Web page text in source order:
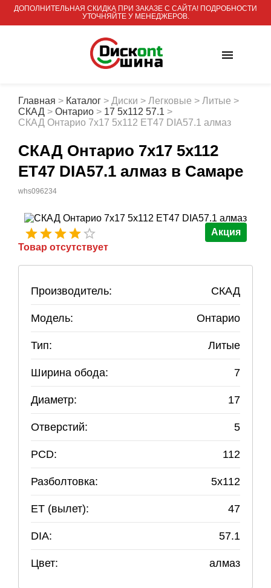
ДОПОЛНИТЕЛЬНАЯ СКИДКА ПРИ ЗАКАЗЕ С САЙТА! ПОДРОБНОСТИ
УТОЧНЯЙТЕ У МЕНЕДЖЕРОВ.
Главная > Каталог > Диски > Легковые > Литые >
СКАД > Онтарио > 17 5x112 57.1 >
СКАД Онтарио 7x17 5x112 ET47 DIA57.1 алмаз
СКАД Онтарио 7x17 5x112
ET47 DIA57.1 алмаз в Самаре
whs096234
Акция
Товар отсутствует
Производитель: СКАД
Модель: Онтарио
Тип: Литые
Ширина обода: 7
Диаметр: 17
Отверстий: 5
PCD: 112
Разболтовка: 5x112
ET (вылет): 47
DIA: 57.1
Цвет: алмаз